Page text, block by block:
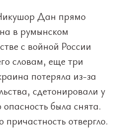
Дан прямо
в румынском
с войной России
словам, еще три
потеряла из-за
сдетонировали у
была снята.
причастность отвергло.